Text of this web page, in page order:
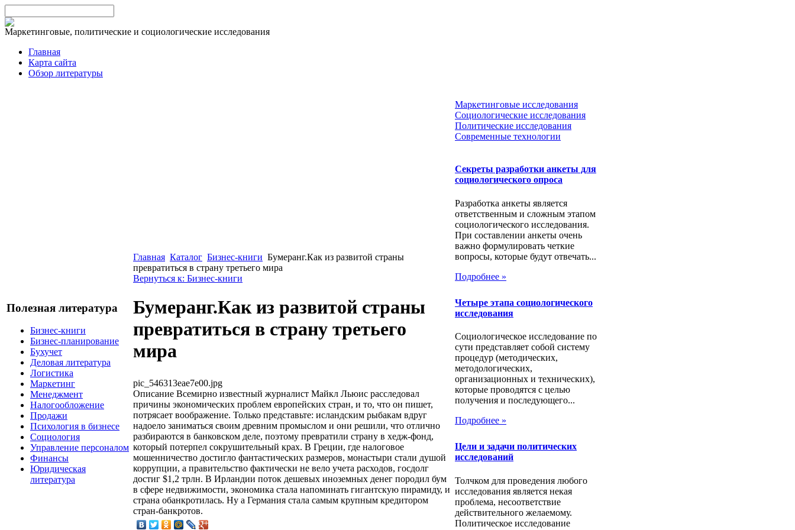
Маркетинговые, политические и социологические исследования
Главная
Карта сайта
Обзор литературы
Полезная литература
Бизнес-книги
Бизнес-планирование
Бухучет
Деловая литература
Логистика
Маркетинг
Менеджмент
Налогообложение
Продажи
Психология в бизнесе
Социология
Управление персоналом
Финансы
Юридическая
литература
Главная Каталог Бизнес-книги Бумеранг.Как из развитой страны
превратиться в страну третьего мира
Вернуться к: Бизнес-книги
Бумеранг.Как из развитой страны
превратиться в страну третьего
мира
pic_546313eae7e00.jpg
Описание Всемирно известный журналист Майкл Льюис расследовал
причины экономических проблем европейских стран, и то, что он пишет,
потрясает воображение. Только представьте: исландским рыбакам вдруг
надоело заниматься своим древним промыслом и они решили, что отлично
разбираются в банковском деле, поэтому превратили страну в хедж-фонд,
который потерпел сокрушительный крах. В Греции, где налоговое
мошенничество достигло фантастических размеров, монастыри стали душой
коррупции, а правительство фактически не вело учета расходов, госдолг
достиг $1,2 трлн. В Ирландии поток дешевых иноземных денег породил бум
в сфере недвижимости, экономика стала напоминать гигантскую пирамиду, и
страна обанкротилась. Ну а Германия стала самым крупным кредитором
стран-банкротов.
Маркетинговые исследования
Социологические исследования
Политические исследования
Современные технологии
Секреты разработки анкеты для
социологического опроса
Разработка анкеты является
ответственным и сложным этапом
социологического исследования.
При составлении анкеты очень
важно формулировать четкие
вопросы, которые будут отвечать...
Подробнее »
Четыре этапа социологического
исследования
Социологическое исследование по
сути представляет собой систему
процедур (методических,
методологических,
организационных и технических),
которые проводятся с целью
получения и последующего...
Подробнее »
Цели и задачи политических
исследований
Толчком для проведения любого
исследования является некая
проблема, несоответствие
действительного желаемому.
Политическое исследование